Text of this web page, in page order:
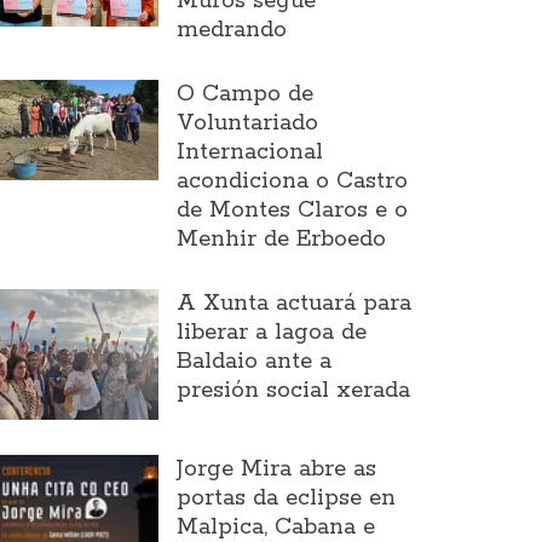
medrando
O Campo de
Voluntariado
Internacional
acondiciona o Castro
de Montes Claros e o
Menhir de Erboedo
A Xunta actuará para
liberar a lagoa de
Baldaio ante a
presión social xerada
Jorge Mira abre as
portas da eclipse en
Malpica, Cabana e